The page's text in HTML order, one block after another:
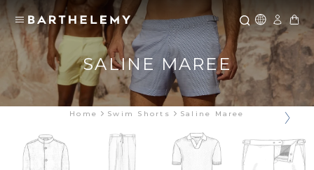
Icone
SALINE MAREE
Home Swim Shorts Saline Maree